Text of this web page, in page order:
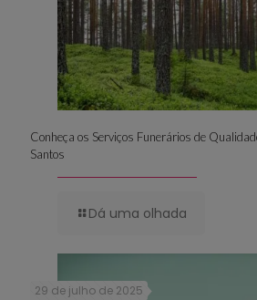
Conheça os Serviços Funerários de
Santos
Dá uma olhada
29 de julho de 2025